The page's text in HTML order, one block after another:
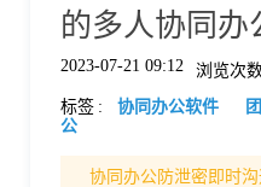
的多人协同办
2023-07-21 09:12 浏览次
标签 : 协同办公软件
公
协同办公防泄密即时